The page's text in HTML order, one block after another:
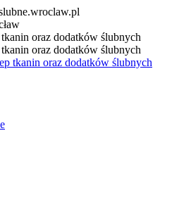
oraz dodatków ślubnych
oraz dodatków ślubnych